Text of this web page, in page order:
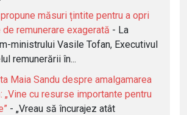
măsuri țintite pentru a opri
remunerare exagerată - La
ministrului Vasile Tofan, Executivul
remunerării în...
Maia Sandu despre amalgamarea
„Vine cu resurse importante pentru
- „Vreau să încurajez atât